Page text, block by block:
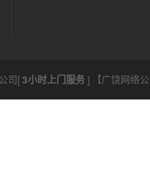
司[3小时上门服务] 【广饶网络